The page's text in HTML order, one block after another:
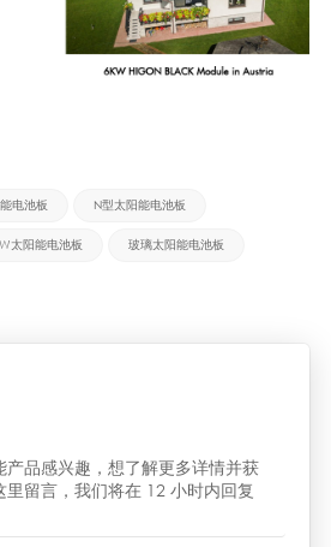
电池板 N型太阳能电池板
太阳能电池板 玻璃太阳能电池板
品感兴趣，想了解更多详情并获
留言，我们将在 12 小时内回复